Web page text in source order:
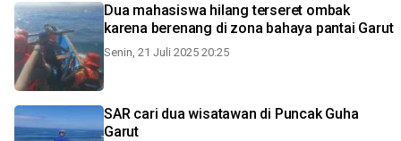
Dua mahasiswa hilang terseret ombak
karena berenang di zona bahaya pantai Garut
Senin, 21 Juli 2025 20:25
SAR cari dua wisatawan di Puncak Guha
Garut